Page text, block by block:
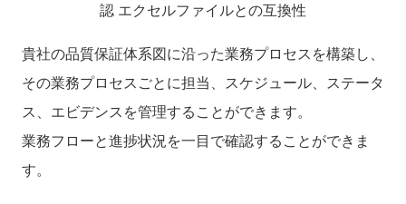
貴社の品質保証体系図に沿った業務プロセスを構築し、
その業務プロセスごとに担当、スケジュール、ステータ
ス、エビデンスを管理することができます。
業務フローと進捗状況を一目で確認することができま
す。